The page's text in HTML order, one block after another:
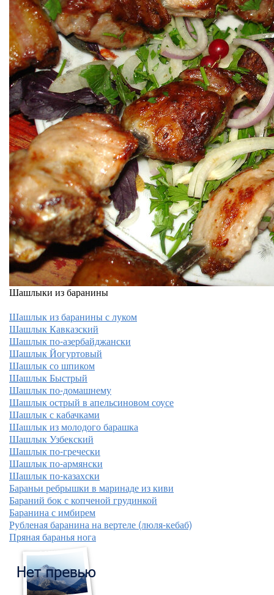
Шашлыки из баранины
Шашлык из баранины с луком
Шашлык Кавказский
Шашлык по-азербайджански
Шашлык Йогуртовый
Шашлык со шпиком
Шашлык Быстрый
Шашлык по-домашнему
Шашлык острый в апельсиновом соусе
Шашлык с кабачками
Шашлык из молодого барашка
Шашлык Узбекский
Шашлык по-гречески
Шашлык по-армянски
Шашлык по-казахски
Бараньи ребрышки в маринаде из киви
Бараний бок с копченой грудинкой
Баранина с имбирем
Рубленая баранина на вертеле (люля-кебаб)
Пряная баранья нога